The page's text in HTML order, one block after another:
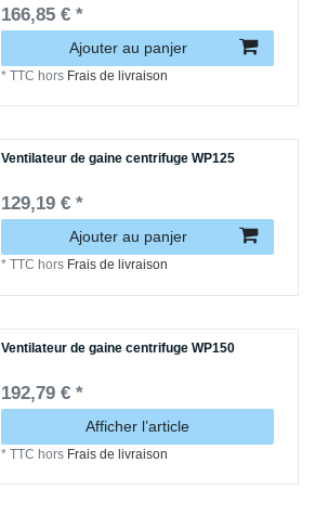
166,85 € *
Ajouter au panjer
*TTC hors Frais de livraison
Ventilateur de gaine centrifuge WP125
129,19 € *
Ajouter au panjer
*TTC hors Frais de livraison
Ventilateur de gaine centrifuge WP150
192,79 € *
Afficher l’article
*TTC hors Frais de livraison